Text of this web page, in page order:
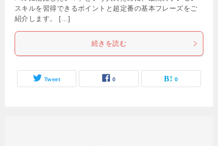
スキルを習得できるポイントと超定番の基本フレーズをご
紹介します。 […]
続きを読む
Tweet 0 0